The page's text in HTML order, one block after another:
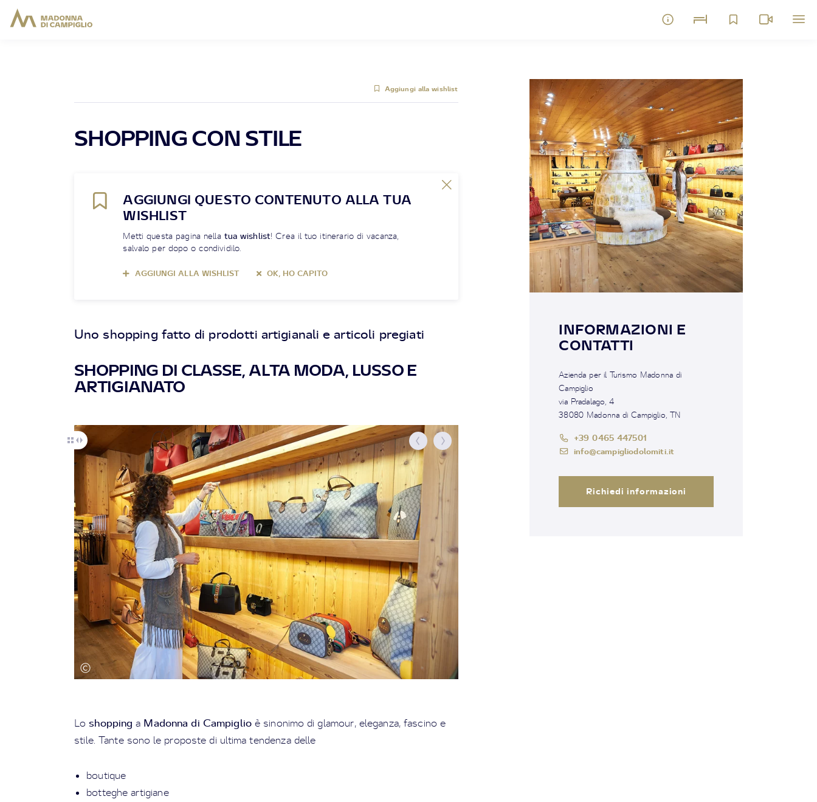
Aggiungi alla wishlist
SHOPPING CON STILE
AGGIUNGI QUESTO CONTENUTO ALLA TUA
WISHLIST
Metti questa pagina nella tua wishlist! Crea il tuo itinerario di vacanza,
salvalo per dopo o condividilo.
AGGIUNGI ALLA WISHLIST OK, HO CAPITO
Uno shopping fatto di prodotti artigianali e articoli pregiati
SHOPPING DI CLASSE, ALTA MODA, LUSSO E
ARTIGIANATO
Lo shopping a Madonna di Campiglio è sinonimo di glamour, eleganza, fascino e
stile. Tante sono le proposte di ultima tendenza delle
boutique
botteghe artigiane
INFORMAZIONI E
CONTATTI
Azienda per il Turismo Madonna di
Campiglio
via Pradalago, 4
38080 Madonna di Campiglio, TN
+39 0465 447501
info@campigliodolomiti.it
Richiedi informazioni